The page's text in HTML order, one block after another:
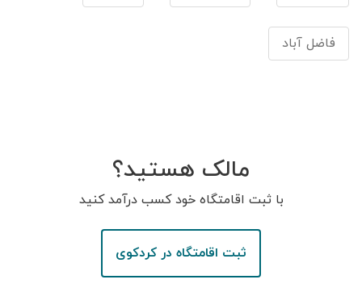
فاضل آباد
مالک هستید؟
با ثبت اقامتگاه خود کسب درآمد کنید
ثبت اقامتگاه در کردکوی